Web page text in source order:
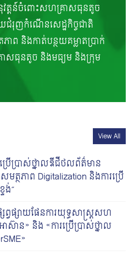
វត្តន៍ចំពោះសហគ្រាសធុនតូច
រុញកំណើនសេដ្ឋកិច្ចជាតិ
ព និងកាត់បន្ថយគម្លាតប្រាក់
សធុនតូច និងមធ្យម និងក្រុម
View All
រើប្រាស់ថ្នាលឌីជីថលព័ត៌មាន
មត្ថភាព Digitalization និងការប្រើ
ង់”
ព្វផ្សាយផែនការយុទ្ធសាស្រ្តសហ
ាន» និង «ការប្រើប្រាស់ថ្នាល